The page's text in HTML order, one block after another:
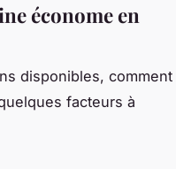
économe en
disponibles, comment
facteurs à